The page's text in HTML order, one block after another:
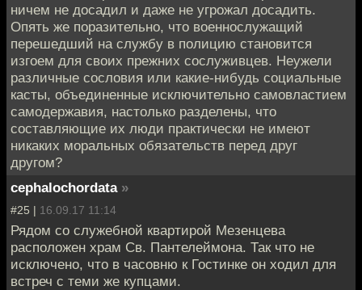
ничем не досадил и даже не угрожал досадить.
Опять же поразительно, что военнослужащий
перешедший на службу в полицию становится
изгоем для своих прежних сослуживцев. Неужели
различные сословия или какие-нибудь социальные
касты, объединенные исключительно самовластием
самодержавия, настолько разделены, что
составляющие их люди практически не имеют
никаких моральных обязательств перед друг
другом?
cephalochordata »
#25 | 16.09.17 11:14
Рядом со служебной квартирой Мезенцева
расположен храм Св. Пантелеймона. Так что не
исключено, что в часовню к Гостинке он ходил для
встреч с теми же купцами.